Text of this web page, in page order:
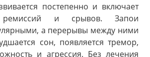
постепенно и включает
ремиссий и срывов. Запои
а перерывы между ними
сон, появляется тремор,
и агрессия. Без лечения